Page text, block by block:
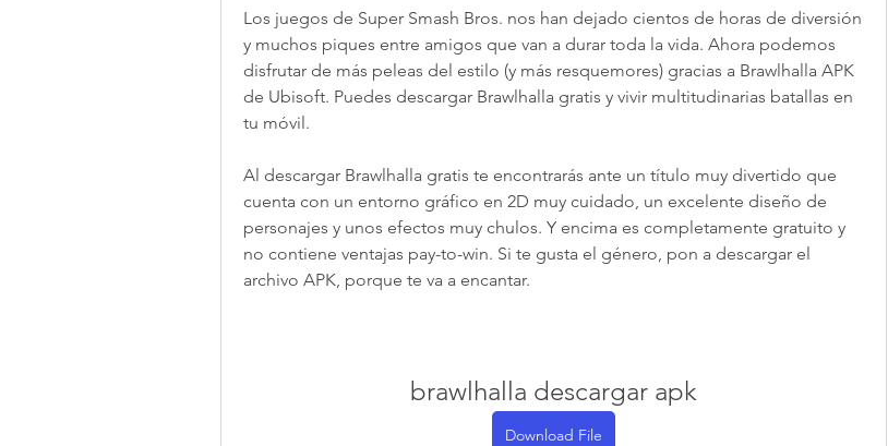
Los juegos de Super Smash Bros. nos han dejado cientos de horas de diversión
y muchos piques entre amigos que van a durar toda la vida. Ahora podemos
disfrutar de más peleas del estilo (y más resquemores) gracias a Brawlhalla APK
de Ubisoft. Puedes descargar Brawlhalla gratis y vivir multitudinarias batallas en
tu móvil.
Al descargar Brawlhalla gratis te encontrarás ante un título muy divertido que
cuenta con un entorno gráfico en 2D muy cuidado, un excelente diseño de
personajes y unos efectos muy chulos. Y encima es completamente gratuito y
no contiene ventajas pay-to-win. Si te gusta el género, pon a descargar el
archivo APK, porque te va a encantar.
brawlhalla descargar apk
Download File